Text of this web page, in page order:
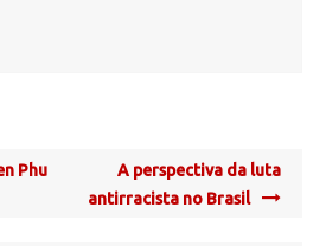
Phu
A perspectiva da luta
antirracista no Brasil